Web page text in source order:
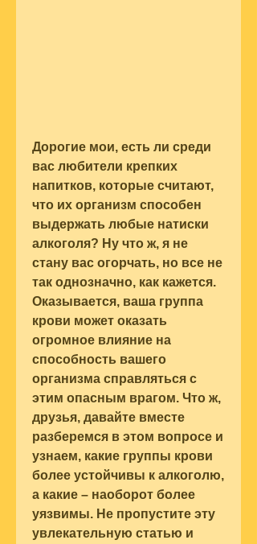
Дорогие мои, есть ли среди
вас любители крепких
напитков, которые считают,
что их организм способен
выдержать любые натиски
алкоголя? Ну что ж, я не
стану вас огорчать, но все не
так однозначно, как кажется.
Оказывается, ваша группа
крови может оказать
огромное влияние на
способность вашего
организма справляться с
этим опасным врагом. Что ж,
друзья, давайте вместе
разберемся в этом вопросе и
узнаем, какие группы крови
более устойчивы к алкоголю,
а какие – наоборот более
уязвимы. Не пропустите эту
увлекательную статью и